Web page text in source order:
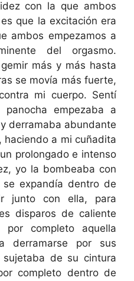
con la que ambos
que la excitación era
ambos empezamos a
del orgasmo.
más y más hasta
se movía más fuerte,
mi cuerpo. Sentí
empezaba a
derramaba abundante
haciendo a mi cuñadita
prolongado e intenso
yo la bombeaba con
expandía dentro de
junto con ella, para
disparos de caliente
por completo aquella
derramarse por sus
de su cintura
completo dentro de